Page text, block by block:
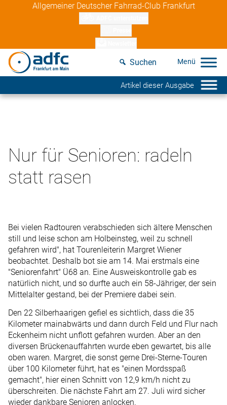
Allgemeiner Deutscher Fahrrad-Club Frankfurt
Suchen
Artikel dieser Ausgabe
Nur für Senioren: radeln
statt rasen
Bei vielen Radtouren verabschieden sich ältere Menschen
still und leise schon am Holbeinsteg, weil zu schnell
gefahren wird", hat Tourenleiterin Margret Wiener
beobachtet. Deshalb bot sie am 14. Mai erstmals eine
"Seniorenfahrt" Ü68 an. Eine Ausweiskontrolle gab es
natürlich nicht, und so durfte auch ein 58-Jähriger, der sein
Mittelalter gestand, bei der Premiere dabei sein.
Den 22 Silberhaarigen gefiel es sichtlich, dass die 35
Kilometer main­abwärts und dann durch Feld und Flur nach
Eckenheim nicht unflott gefahren wurden. Aber an den
diversen Brückenauffahrten wurde eben gewartet, bis alle
oben waren. Margret, die sonst gerne Drei-Sterne-Touren
über 100 Kilometer führt, hat es "einen Mordsspaß
gemacht", hier einen Schnitt von 12,9 km/h nicht zu
überschreiten. Die nächste Fahrt am 27. Juli wird sicher
wieder dankbare Senioren anlocken.